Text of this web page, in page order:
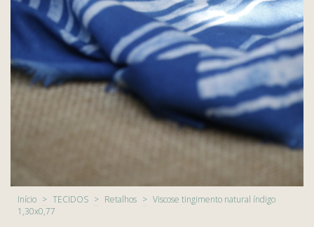
Início > TECIDOS > Retalhos > Viscose tingimento natural índigo
1,30x0,77